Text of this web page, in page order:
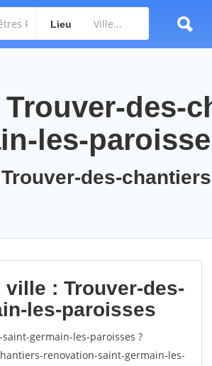
Lieu
des-
les-
des-
: Trouver-des-
les-paroisses
germain-les-paroisses ?
renovation-saint-germain-les-